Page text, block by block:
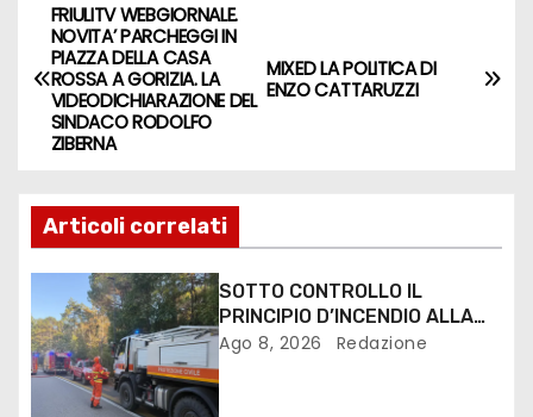
MIXED LA POLITICA DI
ENZO CATTARUZZI
FRIULITV WEBGIORNALE.
NOVITA’ PARCHEGGI IN
PIAZZA DELLA CASA
ROSSA A GORIZIA. LA
VIDEODICHIARAZIONE DEL
SINDACO RODOLFO
ZIBERNA
Articoli correlati
SOTTO CONTROLLO IL
PRINCIPIO D’INCENDIO ALLA
PINETA DI LIGNANO
Ago 8, 2026 Redazione